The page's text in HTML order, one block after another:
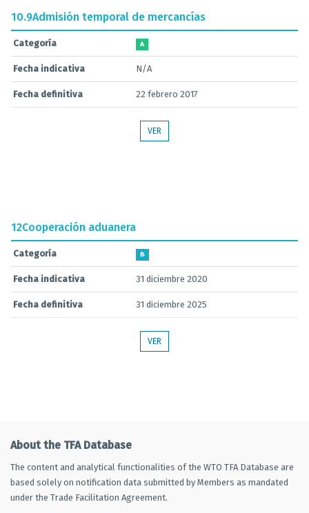
10.9Admisión temporal de mercancías
Categoría A
Fecha indicativa N/A
Fecha definitiva 22 febrero 2017
VER
12Cooperación aduanera
Categoría B
Fecha indicativa 31 diciembre 2020
Fecha definitiva 31 diciembre 2025
VER
About the TFA Database
The content and analytical functionalities of the WTO TFA Database are
based solely on notification data submitted by Members as mandated
under the Trade Facilitation Agreement.